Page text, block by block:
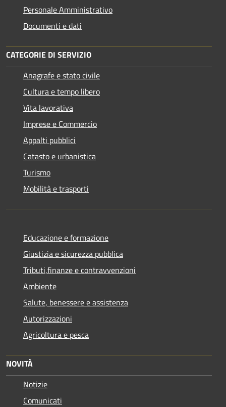
Personale Amministrativo
Documenti e dati
CATEGORIE DI SERVIZIO
Anagrafe e stato civile
Cultura e tempo libero
Vita lavorativa
Imprese e Commercio
Appalti pubblici
Catasto e urbanistica
Turismo
Mobilità e trasporti
Educazione e formazione
Giustizia e sicurezza pubblica
Tributi,finanze e contravvenzioni
Ambiente
Salute, benessere e assistenza
Autorizzazioni
Agricoltura e pesca
NOVITÀ
Notizie
Comunicati